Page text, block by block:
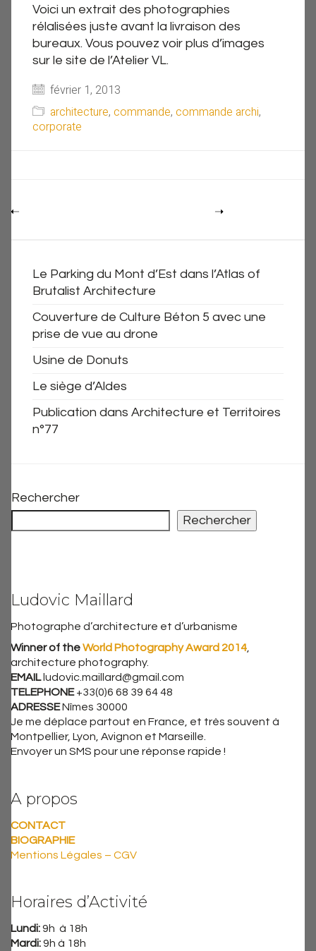
Voici un extrait des photographies
rélalisées juste avant la livraison des
bureaux. Vous pouvez voir plus d’images
sur le site de l’Atelier VL.
février 1, 2013
architecture, commande, commande archi,
corporate
Le Parking du Mont d’Est dans l’Atlas of
Brutalist Architecture
Couverture de Culture Béton 5 avec une
prise de vue au drone
Usine de Donuts
Le siège d’Aldes
Publication dans Architecture et Territoires
n°77
Rechercher
Rechercher
Ludovic Maillard
Photographe d’architecture et d’urbanisme
Winner of theWorld Photography Award 2014,
architecture photography.
EMAIL ludovic.maillard@gmail.com
TELEPHONE+33(0)6 68 39 64 48
ADRESSENîmes 30000
Je me déplace partout en France, et très souvent à
Montpellier, Lyon, Avignon et Marseille.
Envoyer un SMS pour une réponse rapide !
A propos
CONTACT
BIOGRAPHIE
Mentions Légales – CGV
Horaires d’Activité
Lundi:9h à 18h
Mardi:9h à 18h